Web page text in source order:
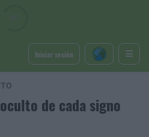
Iniciar sesión
de cada signo